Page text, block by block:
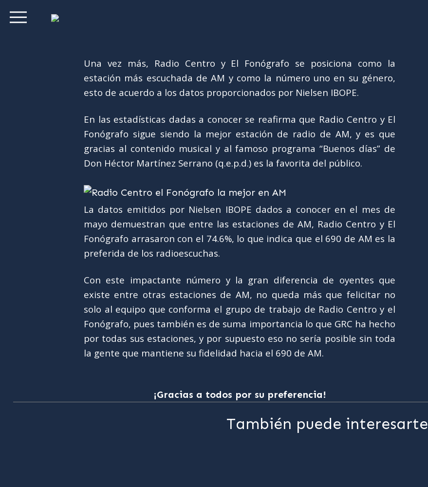
Una vez más, Radio Centro y El Fonógrafo se posiciona como la
estación más escuchada de AM y como la número uno en su género,
esto de acuerdo a los datos proporcionados por Nielsen IBOPE.
En las estadísticas dadas a conocer se reafirma que Radio Centro y El
Fonógrafo sigue siendo la mejor estación de radio de AM, y es que
gracias al contenido musical y al famoso programa “Buenos días” de
Don Héctor Martínez Serrano (q.e.p.d.) es la favorita del público.
La datos emitidos por Nielsen IBOPE dados a conocer en el mes de
mayo demuestran que entre las estaciones de AM, Radio Centro y El
Fonógrafo arrasaron con el 74.6%, lo que indica que el 690 de AM es la
preferida de los radioescuchas.
Con este impactante número y la gran diferencia de oyentes que
existe entre otras estaciones de AM, no queda más que felicitar no
solo al equipo que conforma el grupo de trabajo de Radio Centro y el
Fonógrafo, pues también es de suma importancia lo que GRC ha hecho
por todas sus estaciones, y por supuesto eso no sería posible sin toda
la gente que mantiene su fidelidad hacia el 690 de AM.
¡Gracias a todos por su preferencia!
También puede interesarte